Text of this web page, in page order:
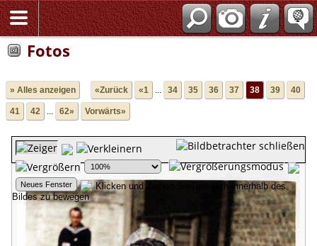
Fotos
» Alles anzeigen «Zurück «1 ... 34 35 36 37 38 39 40
41 42 ... 62» Vorwärts»